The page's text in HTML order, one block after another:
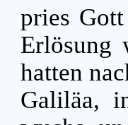
pries
Erlösung
hatten
Galiläa,